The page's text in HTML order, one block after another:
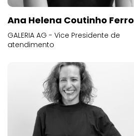
Ana Helena Coutinho Ferro
GALERIA AG - Vice Presidente de
atendimento